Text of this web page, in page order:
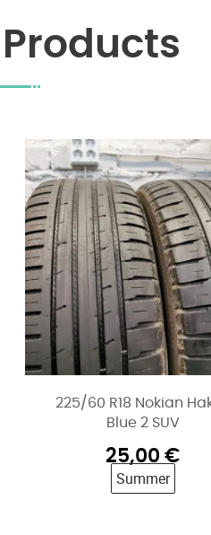
225/60 R18 Nokian
Blue 2 SUV
25,00 €
Summer